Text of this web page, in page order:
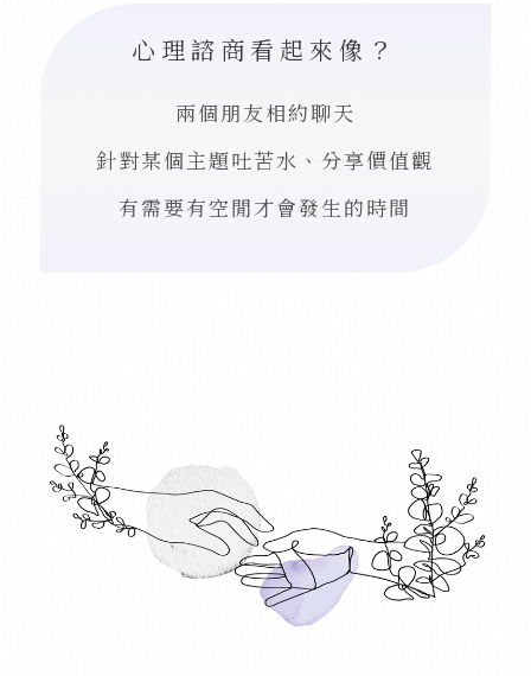
心理諮商看起來像？
兩個朋友相約聊天
針對某個主題吐苦水、分享價值觀
有需要有空閒才會發生的時間